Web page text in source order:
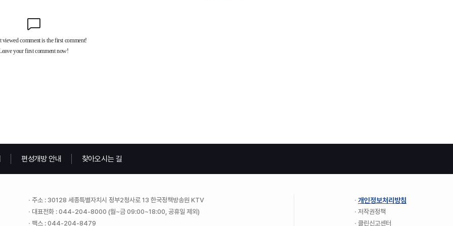
편성개방 안내 찾아오시는 길
주소 : 30128 세종특별자치시 정부2청사로 13 한국정책방송원 KTV
대표전화 : 044-204-8000 (월~금 09:00~18:00, 공휴일 제외)
팩스 : 044-204-8479
개인정보처리방침
저작권정책
클린신고센터